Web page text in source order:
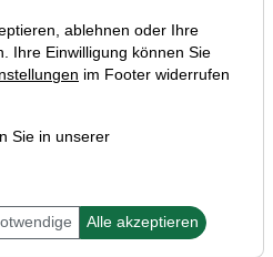
ablehnen oder Ihre
Ihre Einwilligung können Sie
im Footer widerrufen
Sie in unserer
Alle akzeptieren